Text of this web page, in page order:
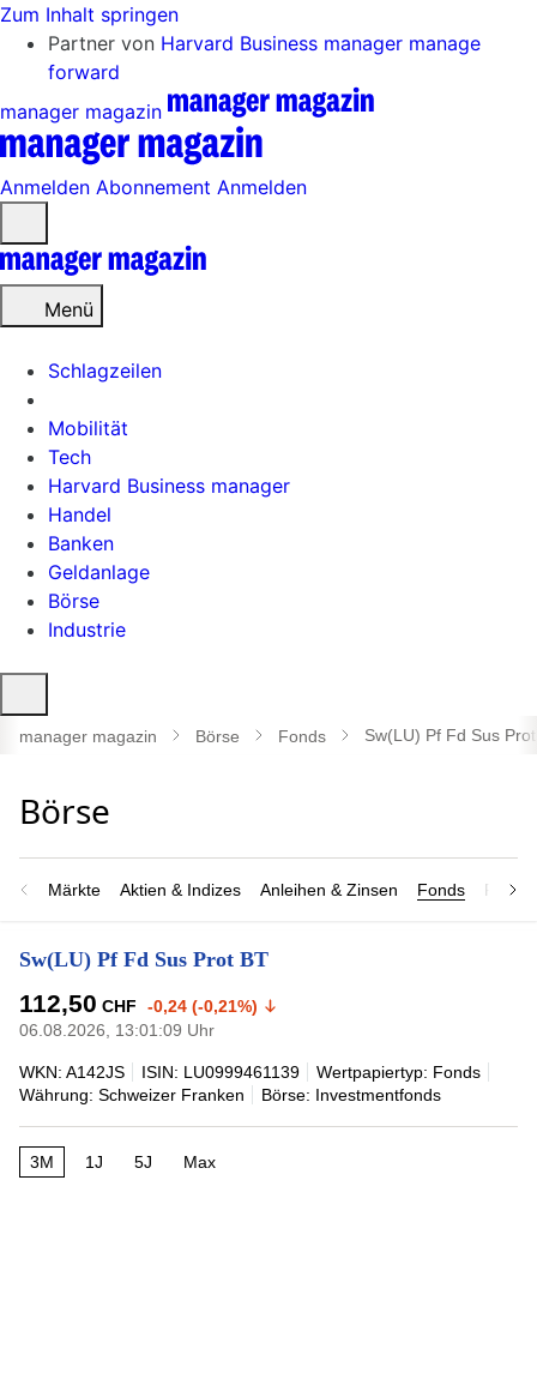
Zum Inhalt springen
Partner von Harvard Business manager manage
forward
manager magazin
Anmelden Abonnement Anmelden
öffnen
Menü
Schlagzeilen
Mobilität
Tech
Harvard Business manager
Handel
Banken
Geldanlage
Börse
Industrie
öffnen
manager magazin Börse Fonds Sw(LU) Pf Fd Sus
Märkte Aktien & Indizes Anleihen & Zinsen Fonds
Sw(LU) Pf Fd Sus Prot BT
112,50 CHF
-0,24 (-0,21%)
06.08.2026, 13:01:09 Uhr
WKN: A142JS ISIN: LU0999461139
Wertpapiertyp: Fonds
Währung: Schweizer Franken
Börse: Investmentfonds
3M 1J 5J Max